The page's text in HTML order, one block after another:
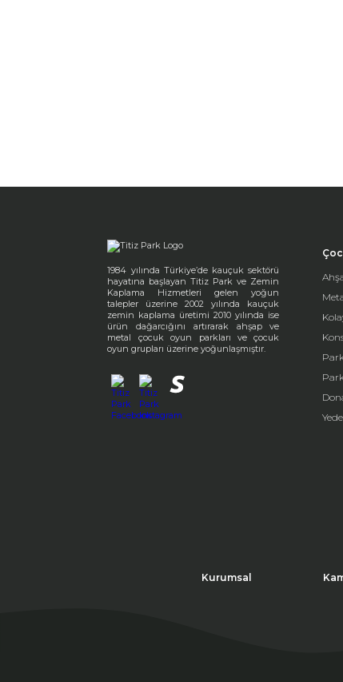
1984 yılında Türkiye’de kauçuk sektörü
hayatına başlayan Titiz Park ve Zemin
Kaplama Hizmetleri gelen yoğun
talepler üzerine 2002 yılında kauçuk
zemin kaplama üretimi 2010 yılında ise
ürün dağarcığını artırarak ahşap ve
metal çocuk oyun parkları ve çocuk
oyun grupları üzerine yoğunlaşmıştır.
Kurumsal